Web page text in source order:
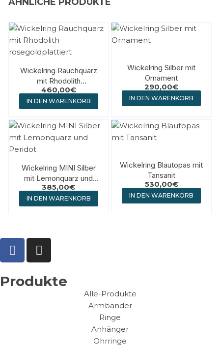
Wickelring Rauchquarz
mit Rhodolith
rosegoldplattiert
460,00€
IN DEN WARENKORB
Wickelring Silber mit
Ornament
290,00€
IN DEN WARENKORB
Wickelring MINI Silber
mit Lemonquarz und
Peridot
385,00€
IN DEN WARENKORB
Wickelring Blautopas mit
Tansanit
530,00€
IN DEN WARENKORB
Produkte
Alle-Produkte
Armbänder
Ringe
Anhänger
Ohrringe